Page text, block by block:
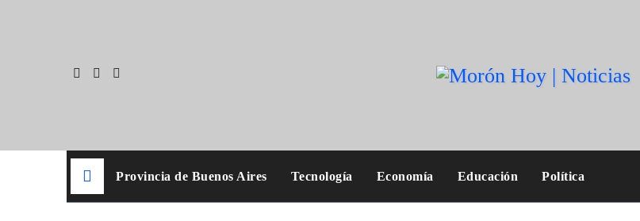
Provincia de Buenos Aires Tecnología Economía Educación Política